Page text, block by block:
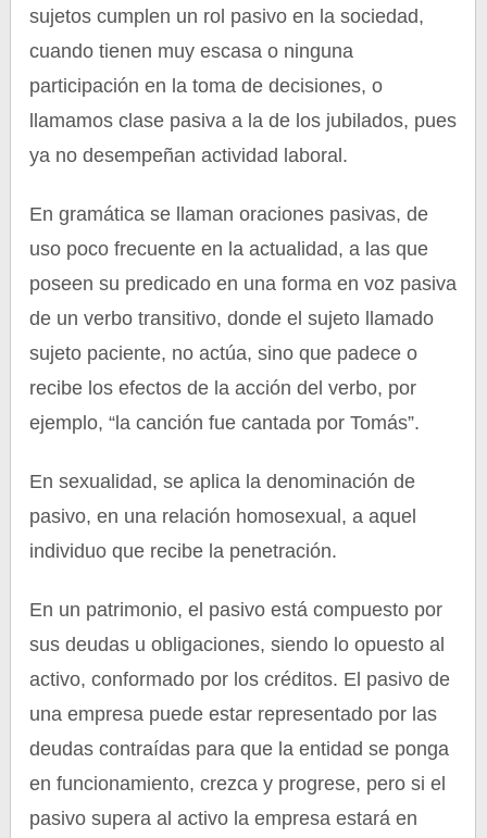
sujetos cumplen un rol pasivo en la sociedad,
cuando tienen muy escasa o ninguna
participación en la toma de decisiones, o
llamamos clase pasiva a la de los jubilados, pues
ya no desempeñan actividad laboral.
En gramática se llaman oraciones pasivas, de
uso poco frecuente en la actualidad, a las que
poseen su predicado en una forma en voz pasiva
de un verbo transitivo, donde el sujeto llamado
sujeto paciente, no actúa, sino que padece o
recibe los efectos de la acción del verbo, por
ejemplo, “la canción fue cantada por Tomás”.
En sexualidad, se aplica la denominación de
pasivo, en una relación homosexual, a aquel
individuo que recibe la penetración.
En un patrimonio, el pasivo está compuesto por
sus deudas u obligaciones, siendo lo opuesto al
activo, conformado por los créditos. El pasivo de
una empresa puede estar representado por las
deudas contraídas para que la entidad se ponga
en funcionamiento, crezca y progrese, pero si el
pasivo supera al activo la empresa estará en